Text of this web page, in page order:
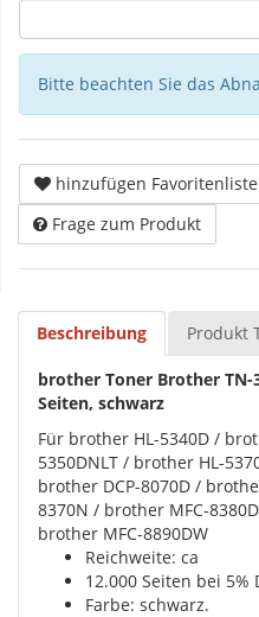
Bitte beachten Sie das
hinzufügen Favoritenliste
Frage zum Produkt
Beschreibung Produkt
brother Toner Brother TN-
Seiten, schwarz
Für brother HL-5340D /
5350DNLT / brother HL-
brother DCP-8070D /
8370N / brother MFC-
brother MFC-8890DW
Reichweite: ca
12.000 Seiten bei 5%
Farbe: schwarz.